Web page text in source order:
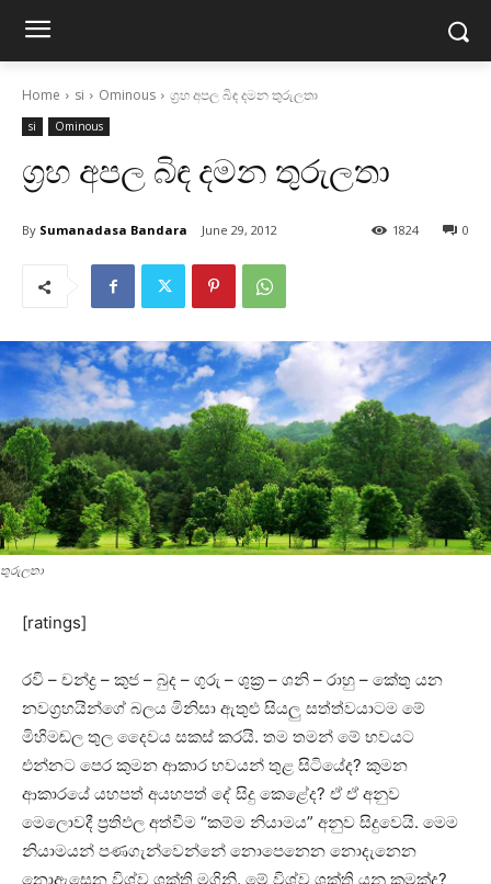
Home si Ominous ග්‍රහ අපල බිඳ දමන තුරුලතා
si Ominous
ග්‍රහ අපල බිඳ දමන තුරුලතා
By Sumanadasa Bandara June 29, 2012 0
1824
තුරුලතා
[ratings]
රවි – චන්ද්‍ර – කුජ – බුද – ගුරු – ශුක්‍ර – ශනි – රාහු – කේතු යන
නවග්‍රහයින්ගේ බලය මිනිසා ඇතුළු සියලු සත්ත්වයාටම මේ
මිහිමඬල තුල දෛවය සකස්‌ කරයි. තම තමන් මේ භවයට
එන්නට පෙර කුමන ආකාර භවයන් තුළ සිටියේද? කුමන
ආකාරයේ යහපත් අයහපත් දේ සිදු කෙළේද? ඒ ඒ අනුව
මෙලොවදී ප්‍රතිඵල අත්වීම “කම්ම නියාමය” අනුව සිදුවෙයි. මෙම
නියාමයන් පණගැන්වෙන්නේ නොපෙනෙන නොදැනෙන
නොඇසෙන විශ්ව ශක්‌ති මගිනි. මේ විශ්ව ශක්‌ති යනු කුමක්‌ද?